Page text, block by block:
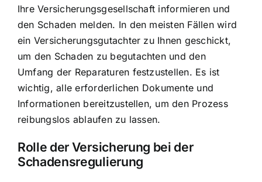
Ihre Versicherungsgesellschaft informieren und
den Schaden melden. In den meisten Fällen wird
ein Versicherungsgutachter zu Ihnen geschickt,
um den Schaden zu begutachten und den
Umfang der Reparaturen festzustellen. Es ist
wichtig, alle erforderlichen Dokumente und
Informationen bereitzustellen, um den Prozess
reibungslos ablaufen zu lassen.
Rolle der Versicherung bei der
Schadensregulierung